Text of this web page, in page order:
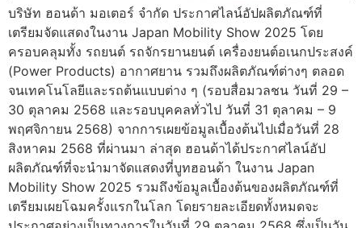
บริษัท ฮอนด้า มอเตอร์ จำกัด ประกาศไลน์อัปผลิตภัณฑ์ที่
เตรียมจัดแสดงในงาน Japan Mobility Show 2025 โดย
ครอบคลุมทั้ง รถยนต์ รถจักรยานยนต์ เครื่องยนต์อเนกประสงค์
(Power Products) อากาศยาน รวมถึงผลิตภัณฑ์ต่างๆ ตลอด
จนเทคโนโลยีและรถต้นแบบต่าง ๆ (รอบสื่อมวลชน วันที่ 29 –
30 ตุลาคม 2568 และรอบบุคคลทั่วไป วันที่ 31 ตุลาคม – 9
พฤศจิกายน 2568) จากการเผยข้อมูลเบื้องต้นไปเมื่อวันที่ 28
สิงหาคม 2568 ที่ผ่านมา ล่าสุด ฮอนด้าได้ประกาศไลน์อัป
ผลิตภัณฑ์ที่จะนำมาจัดแสดงที่บูทฮอนด้า ในงาน Japan
Mobility Show 2025 รวมถึงข้อมูลเบื้องต้นของผลิตภัณฑ์ที่
เตรียมเผยโฉมครั้งแรกในโลก โดยรายละเอียดทั้งหมดจะ